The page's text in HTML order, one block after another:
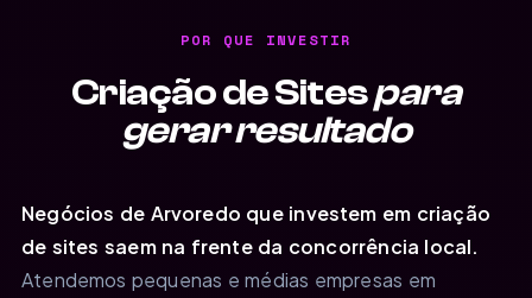
POR QUE INVESTIR
Criação de Sitespara
gerar resultado
Negócios de Arvoredo que investem em criação
de sites saem na frente da concorrência local.
Atendemos pequenas e médias empresas em